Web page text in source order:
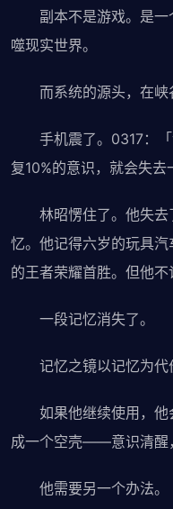
副本不是游戏。是一
噬现实世界。
而系统的源头，在峡
手机震了。0317：「
复10%的意识，就会失去
林昭愣住了。他失去
忆。他记得六岁的玩具
的王者荣耀首胜。但他
一段记忆消失了。
记忆之镜以记忆为代
如果他继续使用，他
成一个空壳——意识清醒
他需要另一个办法。